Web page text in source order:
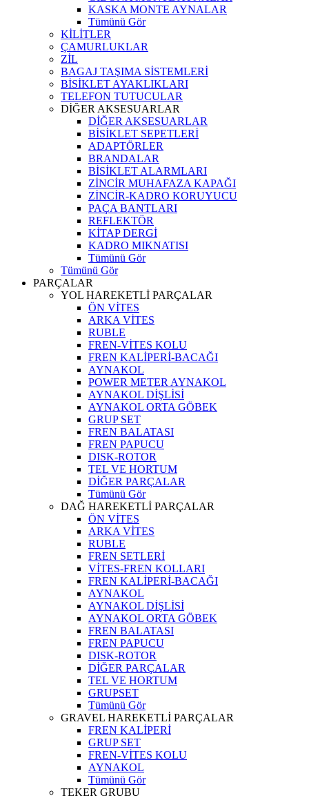
KASKA MONTE AYNALAR
Tümünü Gör
KİLİTLER
ÇAMURLUKLAR
ZİL
BAGAJ TAŞIMA SİSTEMLERİ
BİSİKLET AYAKLIKLARI
TELEFON TUTUCULAR
DİĞER AKSESUARLAR
DİĞER AKSESUARLAR
BİSİKLET SEPETLERİ
ADAPTÖRLER
BRANDALAR
BİSİKLET ALARMLARI
ZİNCİR MUHAFAZA KAPAĞI
ZİNCİR-KADRO KORUYUCU
PAÇA BANTLARI
REFLEKTÖR
KİTAP DERGİ
KADRO MIKNATISI
Tümünü Gör
Tümünü Gör
PARÇALAR
YOL HAREKETLİ PARÇALAR
ÖN VİTES
ARKA VİTES
RUBLE
FREN-VİTES KOLU
FREN KALİPERİ-BACAĞI
AYNAKOL
POWER METER AYNAKOL
AYNAKOL DİŞLİSİ
AYNAKOL ORTA GÖBEK
GRUP SET
FREN BALATASI
FREN PAPUCU
DISK-ROTOR
TEL VE HORTUM
DİĞER PARÇALAR
Tümünü Gör
DAĞ HAREKETLİ PARÇALAR
ÖN VİTES
ARKA VİTES
RUBLE
FREN SETLERİ
VİTES-FREN KOLLARI
FREN KALİPERİ-BACAĞI
AYNAKOL
AYNAKOL DİŞLİSİ
AYNAKOL ORTA GÖBEK
FREN BALATASI
FREN PAPUCU
DISK-ROTOR
DİĞER PARÇALAR
TEL VE HORTUM
GRUPSET
Tümünü Gör
GRAVEL HAREKETLİ PARÇALAR
FREN KALİPERİ
GRUP SET
FREN-VİTES KOLU
AYNAKOL
Tümünü Gör
TEKER GRUBU